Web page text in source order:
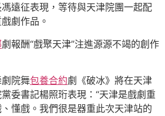
遠征表現，等待與天津院團一起配
劇作品。
劇報酬“戲聚天津”注進源源不竭的創作
院舞包養合約劇《破冰》將在天津
委書記楊照珩表現：“天津是戲劇重
懂戲。我們很是器重此次天津站的